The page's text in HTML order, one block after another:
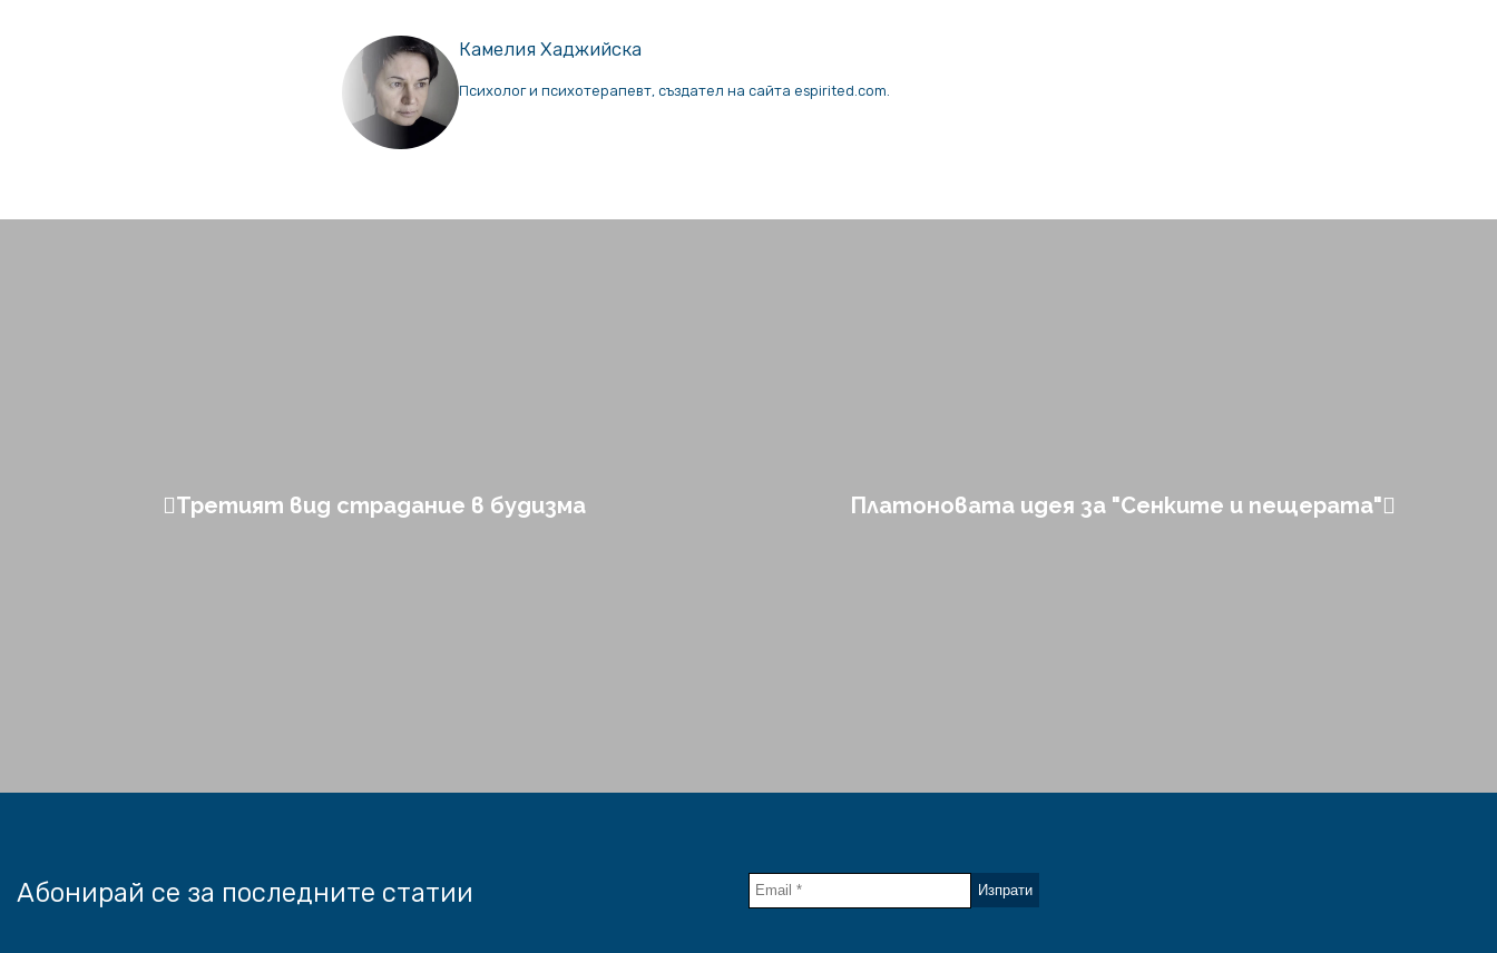
Камелия Хаджийска
Психолог и психотерапевт, създател на сайта espirited.com.
Третият вид страдание в будизма Платоновата идея за "Сенките и пещерата"
Абонирай се за последните статии